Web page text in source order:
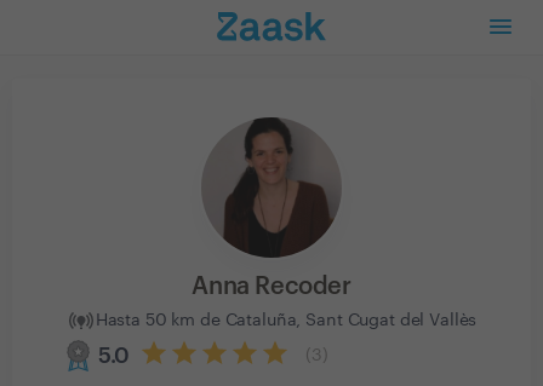
Anna Recoder
Hasta 50 km de Cataluña, Sant Cugat del Vallès
5.0 3